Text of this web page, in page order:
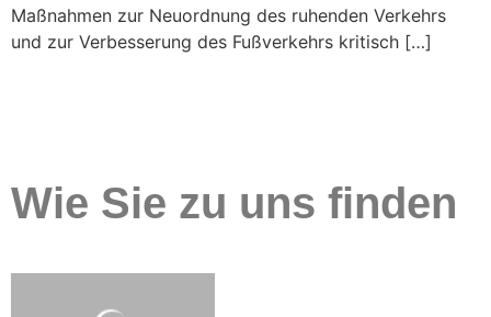
Maßnahmen zur Neuordnung des ruhenden Verkehrs
und zur Verbesserung des Fußverkehrs kritisch […]
Wie Sie zu uns finden